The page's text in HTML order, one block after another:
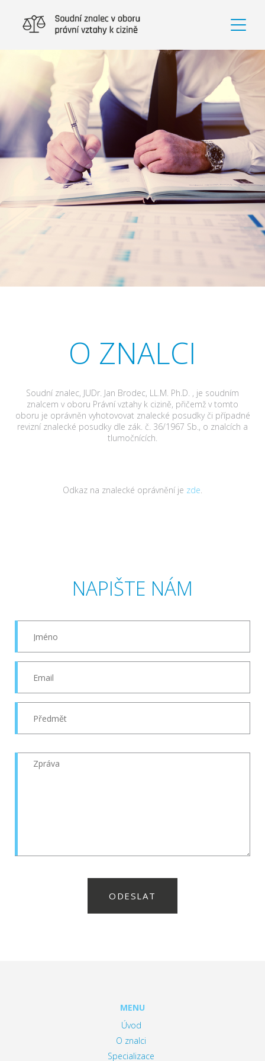
O ZNALCI
Soudní znalec, JUDr. Jan Brodec, LL.M. Ph.D. , je soudním
znalcem v oboru Právní vztahy k cizině, přičemž v tomto
oboru je oprávněn vyhotovovat znalecké posudky či případné
revizní znalecké posudky dle zák. č. 36/1967 Sb., o znalcích a
tlumočnících.
Odkaz na znalecké oprávnění je zde.
NAPIŠTE NÁM
ODESLAT
MENU
Úvod
O znalci
Specializace